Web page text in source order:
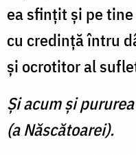
ea sfinţit şi pe
cu credinţă întru
şi ocrotitor al
Şi acum şi
(a Născătoarei).